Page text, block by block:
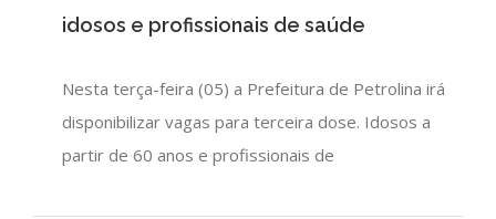
idosos e profissionais de saúde
Nesta terça-feira (05) a Prefeitura de Petrolina irá
disponibilizar vagas para terceira dose. Idosos a
partir de 60 anos e profissionais de